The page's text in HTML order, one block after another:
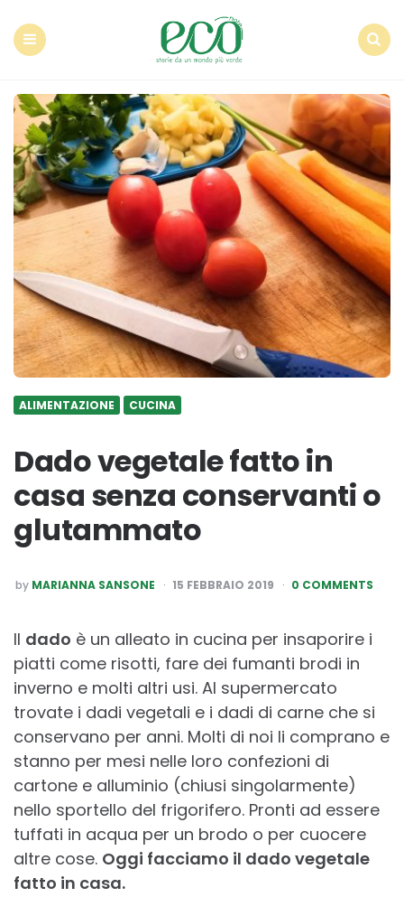
ALIMENTAZIONE CUCINA
Dado vegetale fatto in
casa senza conservanti o
glutammato
POSTED
BY
by MARIANNA SANSONE 15 FEBBRAIO 2019 0 COMMENTS
Il dado è un alleato in cucina per insaporire i
piatti come risotti, fare dei fumanti brodi in
inverno e molti altri usi. Al supermercato
trovate i dadi vegetali e i dadi di carne che si
conservano per anni. Molti di noi li comprano e
stanno per mesi nelle loro confezioni di
cartone e alluminio (chiusi singolarmente)
nello sportello del frigorifero. Pronti ad essere
tuffati in acqua per un brodo o per cuocere
altre cose. Oggi facciamo il dado vegetale
fatto in casa.